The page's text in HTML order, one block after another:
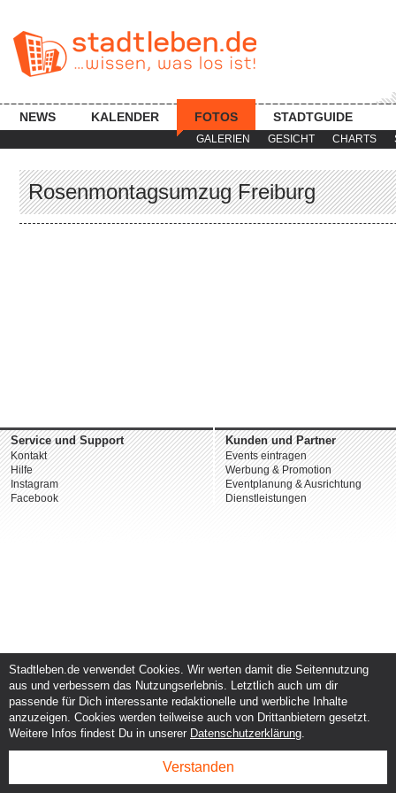
GALERIEN GESICHT CHARTS
NEWS KALENDER FOTOS STADTGUIDE
Rosenmontagsumzug Freiburg
Service und Support
Kontakt
Hilfe
Instagram
Facebook
Kunden und Partner
Events eintragen
Werbung & Promotion
Eventplanung & Ausrichtung
Dienstleistungen
Stadtleben.de verwendet Cookies. Wir werten damit die Seitennutzung
aus und verbessern das Nutzungserlebnis. Letztlich auch um dir
passende für Dich interessante redaktionelle und werbliche Inhalte
anzuzeigen. Cookies werden teilweise auch von Drittanbietern gesetzt.
Weitere Infos findest Du in unserer Datenschutzerklärung.
Verstanden